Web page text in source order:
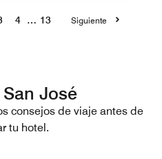
4 … 13 Siguiente
José
consejos de viaje antes de
tu hotel.